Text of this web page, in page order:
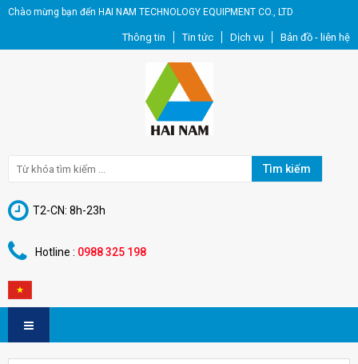
Chào mừng bạn đến HAI NAM TECHNOLOGY EQUIPMENT CO., LTD
Thông tin Tin tức Dịch vụ Bản đồ - liên hệ
Tìm kiếm
T2-CN: 8h-23h
Hotline : 0988 325 198